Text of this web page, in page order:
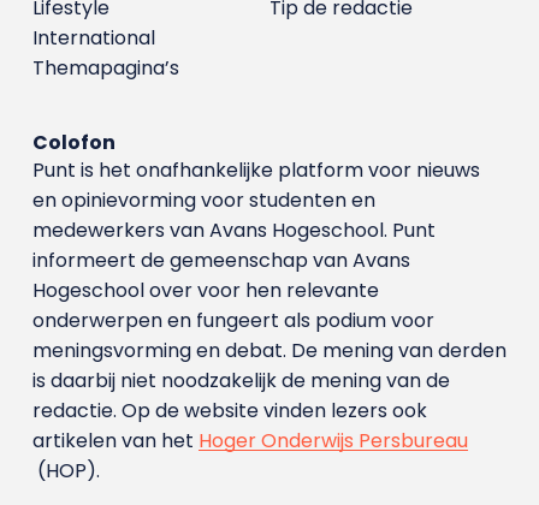
Tip de redactie
Lifestyle
International
Themapagina’s
Colofon
Punt is het onafhankelijke platform voor nieuws
en opinievorming voor studenten en
medewerkers van Avans Hoge­school. Punt
informeert de gemeenschap van Avans
Hogeschool over voor hen relevante
onderwerpen en fungeert als podium voor
meningsvorming en debat. De mening van derden
is daarbij niet noodzakelijk de mening van de
redactie. Op de website vinden lezers ook
artikelen van het Hoger Onderwijs Persbureau
(HOP).